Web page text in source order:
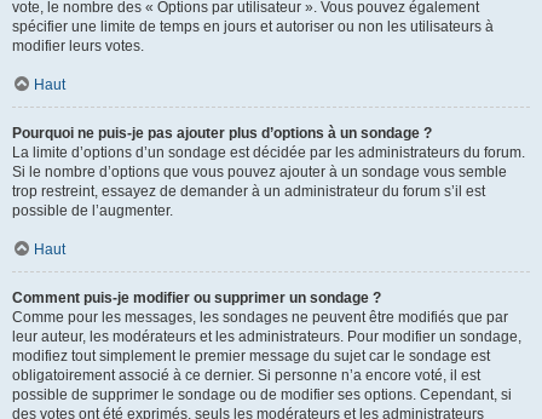
vote, le nombre des « Options par utilisateur ». Vous pouvez également
spécifier une limite de temps en jours et autoriser ou non les utilisateurs à
modifier leurs votes.
Haut
Pourquoi ne puis-je pas ajouter plus d’options à un sondage ?
La limite d’options d’un sondage est décidée par les administrateurs du forum.
Si le nombre d’options que vous pouvez ajouter à un sondage vous semble
trop restreint, essayez de demander à un administrateur du forum s’il est
possible de l’augmenter.
Haut
Comment puis-je modifier ou supprimer un sondage ?
Comme pour les messages, les sondages ne peuvent être modifiés que par
leur auteur, les modérateurs et les administrateurs. Pour modifier un sondage,
modifiez tout simplement le premier message du sujet car le sondage est
obligatoirement associé à ce dernier. Si personne n’a encore voté, il est
possible de supprimer le sondage ou de modifier ses options. Cependant, si
des votes ont été exprimés, seuls les modérateurs et les administrateurs